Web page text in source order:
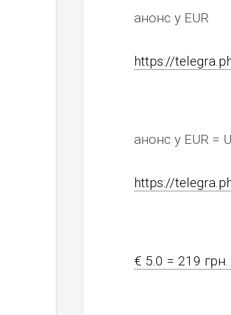
анонс у EUR
https://
анонс у EUR =
https://
€ 5.0 = 219